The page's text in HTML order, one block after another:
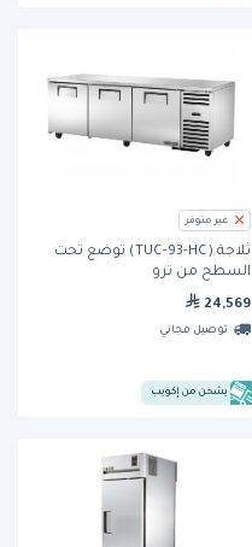
غير متوفر
ثلاجة (TUC-93-HC) تُوضع تحت
السطح من ترو
24,569
توصيل مجاني
يشحن من إكويب